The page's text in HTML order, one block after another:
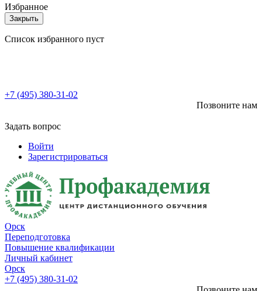
Избранное
Закрыть
Список избранного пуст
+7 (495) 380-31-02
Позвоните нам
Задать вопрос
Войти
Зарегистрироваться
Орск
Переподготовка
Повышение квалификации
Личный кабинет
Орск
+7 (495) 380-31-02